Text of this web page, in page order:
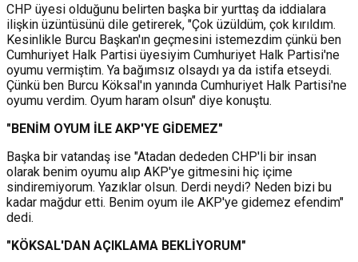
CHP üyesi olduğunu belirten başka bir yurttaş da iddialara
ilişkin üzüntüsünü dile getirerek, "Çok üzüldüm, çok kırıldım.
Kesinlikle Burcu Başkan'ın geçmesini istemezdim çünkü ben
Cumhuriyet Halk Partisi üyesiyim Cumhuriyet Halk Partisi'ne
oyumu vermiştim. Ya bağımsız olsaydı ya da istifa etseydi.
Çünkü ben Burcu Köksal'ın yanında Cumhuriyet Halk Partisi'ne
oyumu verdim. Oyum haram olsun" diye konuştu.
"BENİM OYUM İLE AKP'YE GİDEMEZ"
Başka bir vatandaş ise "Atadan dededen CHP'li bir insan
olarak benim oyumu alıp AKP'ye gitmesini hiç içime
sindiremiyorum. Yazıklar olsun. Derdi neydi? Neden bizi bu
kadar mağdur etti. Benim oyum ile AKP'ye gidemez efendim"
dedi.
"KÖKSAL'DAN AÇIKLAMA BEKLİYORUM"